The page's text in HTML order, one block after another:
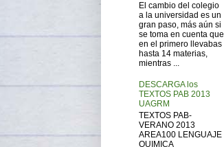
El cambio del colegio
a la universidad es un
gran paso, más aún si
se toma en cuenta que
en el primero llevabas
hasta 14 materias,
mientras ...
DESCARGA los
TEXTOS PAB 2013
UAGRM
TEXTOS PAB-
VERANO 2013
AREA100 LENGUAJE
QUIMICA